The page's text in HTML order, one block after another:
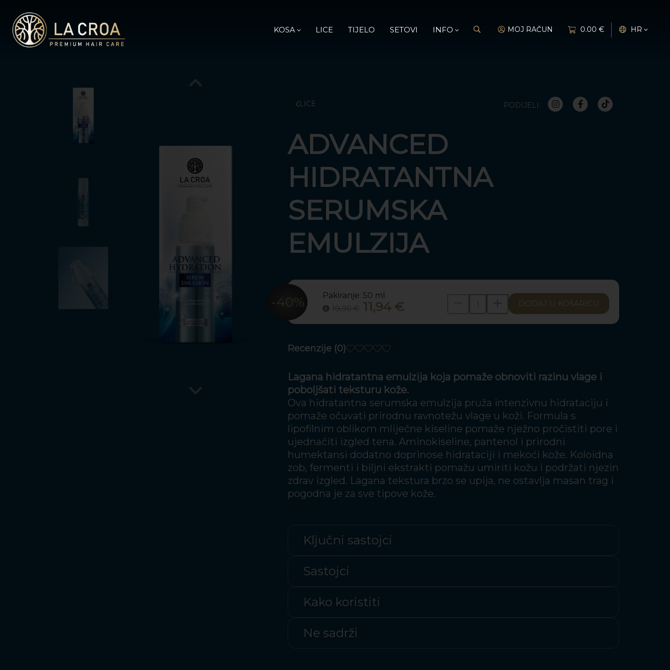
KOSA LICE TIJELO SETOVI INFO HR
0.00 €
MOJ RAČUN
LICE PODIJELI:
ADVANCED
HIDRATANTNA
SERUMSKA
EMULZIJA
-40%
Pakiranje:
19,90 € 11,94 € DODAJ U KOŠARICU
Recenzije (0)
Lagana hidratantna emulzija koja pomaže obnoviti razinu vlage i
poboljšati teksturu kože.
Ova hidratantna serumska emulzija pruža intenzivnu hidrataciju i
pomaže očuvati prirodnu ravnotežu vlage u koži. Formula s
lipofilnim oblikom mliječne kiseline pomaže nježno pročistiti pore i
ujednačiti izgled tena. Aminokiseline, pantenol i prirodni
humektansi dodatno doprinose hidrataciji i mekoći kože. Koloidna
zob, fermenti i biljni ekstrakti pomažu umiriti kožu i podržati njezin
zdrav izgled. Lagana tekstura brzo se upija, ne ostavlja masan trag i
pogodna je za sve tipove kože.
Ključni sastojci
Sastojci
Kako koristiti
Ne sadrži